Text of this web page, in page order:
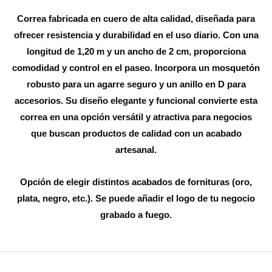
Correa fabricada en cuero de alta calidad, diseñada para
ofrecer resistencia y durabilidad en el uso diario. Con una
longitud de 1,20 m y un ancho de 2 cm, proporciona
comodidad y control en el paseo. Incorpora un mosquetón
robusto para un agarre seguro y un anillo en D para
accesorios. Su diseño elegante y funcional convierte esta
correa en una opción versátil y atractiva para negocios
que buscan productos de calidad con un acabado
artesanal.
Opción de elegir distintos acabados de fornituras (oro,
plata, negro, etc.). Se puede añadir el logo de tu negocio
grabado a fuego.